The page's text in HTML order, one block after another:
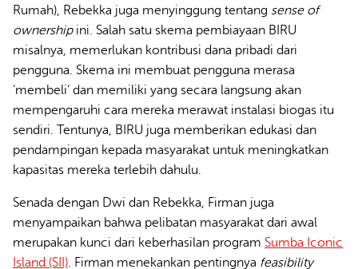
Rumah), Rebekka juga menyinggung tentang sense of
ownershipini. Salah satu skema pembiayaan BIRU
misalnya, memerlukan kontribusi dana pribadi dari
pengguna. Skema ini membuat pengguna merasa
‘membeli’ dan memiliki yang secara langsung akan
mempengaruhi cara mereka merawat instalasi biogas itu
sendiri. Tentunya, BIRU juga memberikan edukasi dan
pendampingan kepada masyarakat untuk meningkatkan
kapasitas mereka terlebih dahulu.
Senada dengan Dwi dan Rebekka, Firman juga
menyampaikan bahwa pelibatan masyarakat dari awal
merupakan kunci dari keberhasilan program Sumba Iconic
Island (SII). Firman menekankan pentingnya feasibility